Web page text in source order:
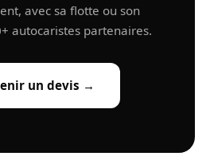
avec sa flotte ou son
autocaristes partenaires.
un devis →